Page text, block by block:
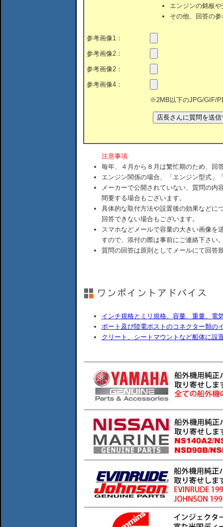
エンジンの銘板
その他、回答の
参考画像1：
参考画像2：
参考画像2：
参考画像4：
※2MB以下のJPG/GIF/
注意事項
毎年、４月から８月は繁忙期のため、回
エンジン関係の場合、「エンジン型式」
メーカーで公開されていない、質問の内
間要する場合もございます。
具体的な取付方法や設置後の効果などに
回答できない場合もございます。
スマホなどメールで容量の大きい画像を
すので、添付の際は事前にご連絡下さい
質問の回答は原則としてメールにて回答
インチ規格とミリ規格、容量、重量、電
ボート及び陸電ポストのコネクター類の
クリート、シートマウントなど船体に設